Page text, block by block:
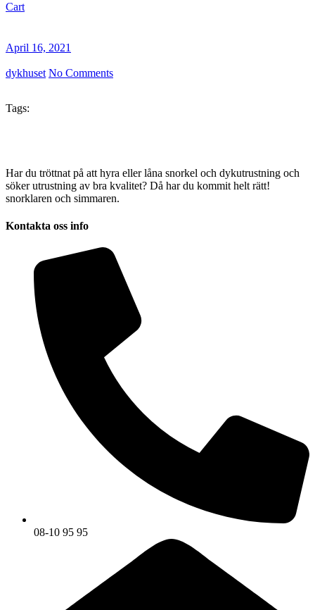
Cart
April 16, 2021
dykhuset No Comments
Tags:
Har du tröttnat på att hyra eller låna snorkel och dykutrustning och
söker utrustning av bra kvalitet? Då har du kommit helt rätt!
snorklaren och simmaren.
Kontakta oss info
08-10 95 95